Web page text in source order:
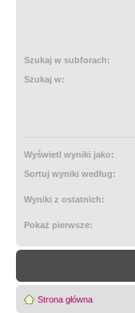
Szukaj w subforach:
Szukaj w:
Wyświetl wyniki jako:
Sortuj wyniki według:
Wyniki z ostatnich:
Pokaż pierwsze:
Strona główna